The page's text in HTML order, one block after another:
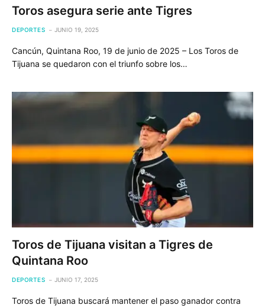
Toros asegura serie ante Tigres
DEPORTES JUNIO 19, 2025
Cancún, Quintana Roo, 19 de junio de 2025 – Los Toros de
Tijuana se quedaron con el triunfo sobre los…
Toros de Tijuana visitan a Tigres de
Quintana Roo
DEPORTES JUNIO 17, 2025
Toros de Tijuana buscará mantener el paso ganador contra